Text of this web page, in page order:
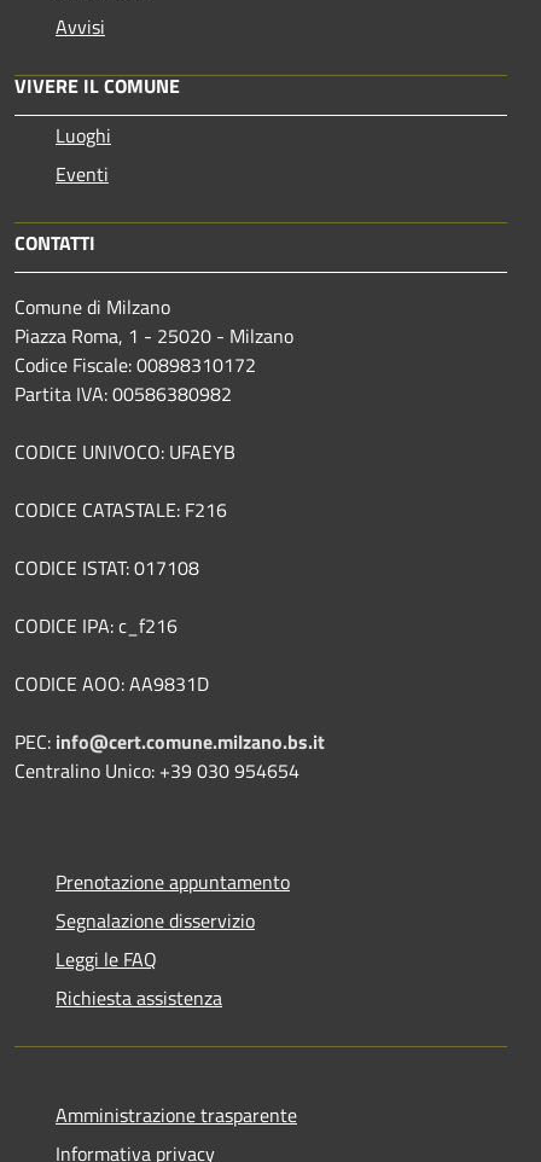
Avvisi
VIVERE IL COMUNE
Luoghi
Eventi
CONTATTI
Comune di Milzano
Piazza Roma, 1 - 25020 - Milzano
Codice Fiscale: 00898310172
Partita IVA: 00586380982
CODICE UNIVOCO: UFAEYB
CODICE CATASTALE: F216
CODICE ISTAT: 017108
CODICE IPA: c_f216
CODICE AOO: AA9831D
PEC: info@cert.comune.milzano.bs.it
Centralino Unico: +39 030 954654
Prenotazione appuntamento
Segnalazione disservizio
Leggi le FAQ
Richiesta assistenza
Amministrazione trasparente
Informativa privacy